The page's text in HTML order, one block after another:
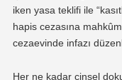
iken yasa teklifi ile
hapis cezasına
cezaevinde infazı
Her ne kadar cinsel